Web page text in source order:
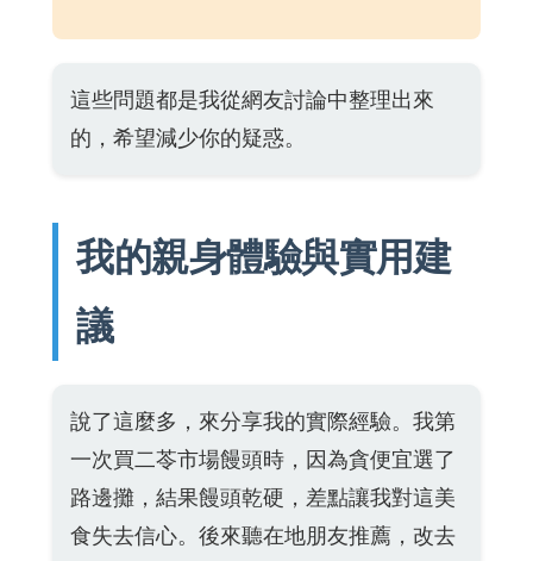
這些問題都是我從網友討論中整理出來
的，希望減少你的疑惑。
我的親身體驗與實用建
議
說了這麼多，來分享我的實際經驗。我第
一次買二苓市場饅頭時，因為貪便宜選了
路邊攤，結果饅頭乾硬，差點讓我對這美
食失去信心。後來聽在地朋友推薦，改去